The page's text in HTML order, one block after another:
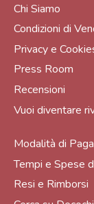
Chi Siamo
Condizioni di
Privacy e
Press Room
Recensioni
Vuoi diventare
Modalità di
Tempi e Spese
Resi e Rimborsi